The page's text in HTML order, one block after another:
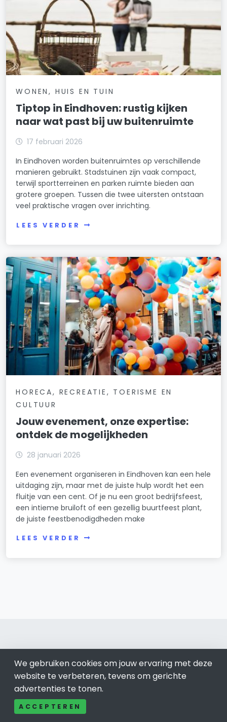
WONEN, HUIS EN TUIN
Tiptop in Eindhoven: rustig kijken
naar wat past bij uw buitenruimte
17 februari 2026
In Eindhoven worden buitenruimtes op verschillende
manieren gebruikt. Stadstuinen zijn vaak compact,
terwijl sportterreinen en parken ruimte bieden aan
grotere groepen. Tussen die twee uitersten ontstaan
veel praktische vragen over inrichting.
LEES VERDER
HORECA, RECREATIE, TOERISME EN
CULTUUR
Jouw evenement, onze expertise:
ontdek de mogelijkheden
28 januari 2026
Een evenement organiseren in Eindhoven kan een hele
uitdaging zijn, maar met de juiste hulp wordt het een
fluitje van een cent. Of je nu een groot bedrijfsfeest,
een intieme bruiloft of een gezellig buurtfeest plant,
de juiste feestbenodigdheden make
LEES VERDER
Eindhoven 040
Bel ons: 085-04 10 177
Contact
Adverteren
We gebruiken cookies om jouw ervaring met deze
website te verbeteren, tevens om gerichte
advertenties te tonen.
ACCEPTEREN